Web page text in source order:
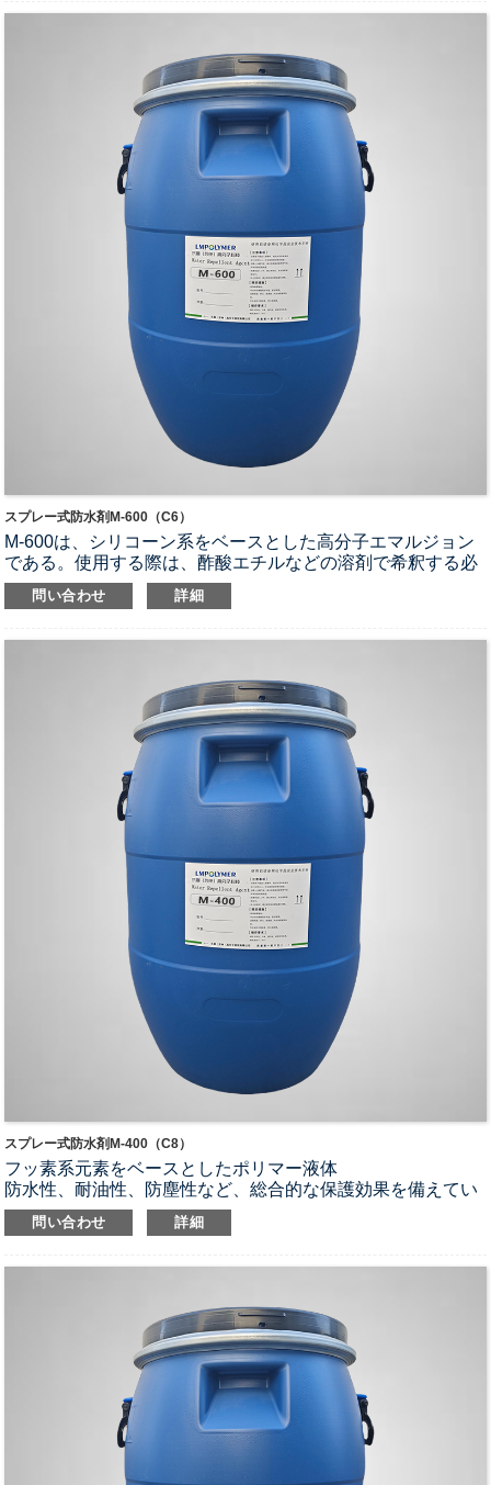
スプレー式防水剤M-600（C6）
M-600は、シリコーン系をベースとした高分子エマルジョン
である。使用する際は、酢酸エチルなどの溶剤で希釈する必
要があります。
1. 各種繊維、皮革、合成皮革、紙、靴材などの基材にスプレ
2. 石油系溶剤で任意の割合で希釈できる
問い合わせ 詳細
スプレー式防水剤M-400（C8）
フッ素系元素をベースとしたポリマー液体
防水性、耐油性、防塵性など、総合的な保護効果を備えてい
ます。
加工後も、基材の購入時の通気性や触感といった特性は維持
問い合わせ 詳細